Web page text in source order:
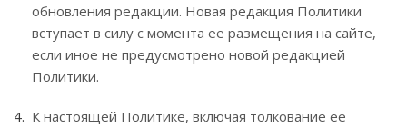
обновления редакции. Новая редакция Политики
вступает в силу с момента ее размещения на сайте,
если иное не предусмотрено новой редакцией
Политики.
К настоящей Политике, включая толкование ее